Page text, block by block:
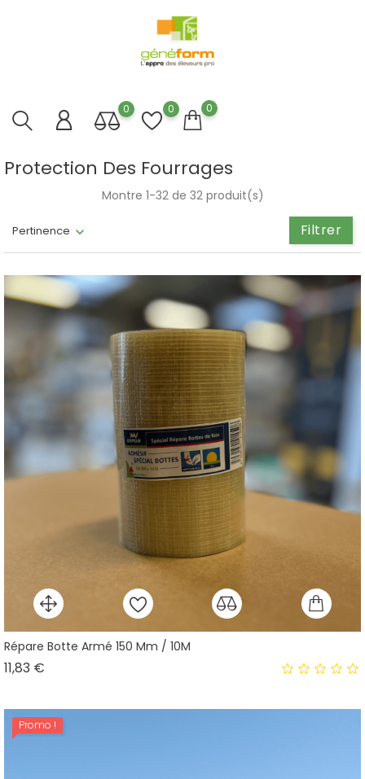
0 0 0
Protection Des Fourrages
Pertinence Filtrer
Montre 1-32 de 32 produit(s)
Répare Botte Armé 150 Mm / 10M
11,83 €
Promo !